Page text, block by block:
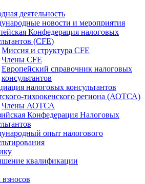
деятельность
новости и мероприятия
Конфедерация налоговых
(CFE)
Миссия и структура CFE
Члены CFE
Европейский справочник налоговых
консультантов
налоговых консультантов
тихоокенского региона (АОТСА)
Члены АОТСА
Конфедерация Налоговых
опыт налогового
квалификации